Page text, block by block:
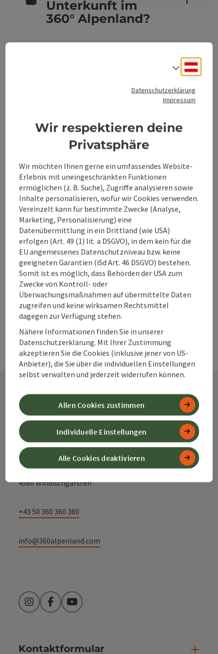
Unterkunft im
360° Alpenland?
Unterkünften im
Kannst du
Unterkünfte im
360° Alpenland
direkt buchen?
Warum solltest
du deine
Unterkunft im
360° Alpenland
frühzeitig
buchen?
Kontakt
Alpenland Tourismus GmbH
4580 Windischgarsten
+43 50 360 360 360
info@360alpenland.com
InstagramFacebookYouTube
Kontaktformular
Datenschutzerklärung
Impressum
Wir respektieren deine
Privatsphäre
Wir möchten Ihnen gerne ein umfassendes Website-
Erlebnis mit uneingeschränkten Funktionen
ermöglichen (z. B. Suche), Zugriffe analysieren sowie
Inhalte personalisieren, wofür wir Cookies verwenden.
Vereinzelt kann für bestimmte Zwecke (Analyse,
Marketing, Personalisierung) eine
Datenübermittlung in ein Drittland (wie USA)
erfolgen (Art. 49 (1) lit. a DSGVO), in dem kein für die
EU angemessenes Datenschutzniveau bzw. keine
geeigneten Garantien (iSd Art. 46 DSGVO) bestehen.
Somit ist es möglich, dass Behörden der USA zum
Zwecke von Kontroll- oder
Überwachungsmaßnahmen auf übermittelte Daten
zugreifen und keine wirksamen Rechtsmittel
dagegen zur Verfügung stehen.
Nähere Informationen finden Sie in unserer
Datenschutzerklärung. Mit Ihrer Zustimmung
akzeptieren Sie die Cookies (inklusive jener von US-
Anbieter), die Sie über die individuellen Einstellungen
selbst verwalten und jederzeit widerrufen können.
Alle Cookies deaktivieren
Individuelle Einstellungen
Allen Cookies zustimmen